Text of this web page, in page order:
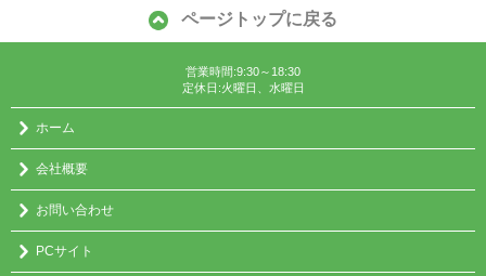
ページトップに戻る
営業時間:9:30～18:30
定休日:火曜日、水曜日
ホーム
会社概要
お問い合わせ
PCサイト